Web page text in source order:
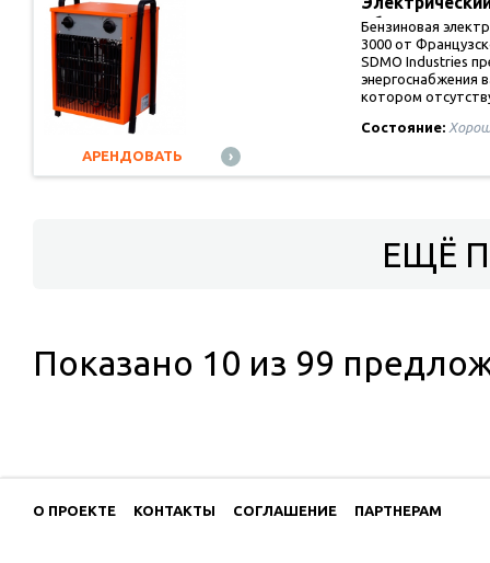
Бензиновая
3000 от
SDMO Industries
энергоснабжения
котором
Состояние:
АРЕНДОВАТЬ
ЕЩЁ
Показано 10 из 99
О ПРОЕКТЕ КОНТАКТЫ СОГЛАШЕНИЕ ПАРТНЕРАМ